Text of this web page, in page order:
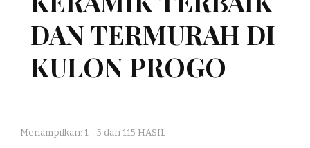
DAN TERMURAH DI
KULON PROGO
Menampilkan: 1 - 5 dari 115 HASIL